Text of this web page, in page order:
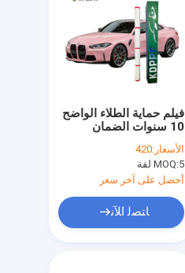
فيلم حماية الطلاء الواضح
10 سنوات الضمان
الشفاء الذاتي بالإضافة
مل
الأسعار:420
MOQ:5 لفة
أحصل على آخر سعر
ﺎﺘﺼﻟ ﺍﻶﻧ